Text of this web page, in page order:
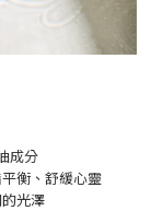
成分
衡、舒緩心靈
光澤